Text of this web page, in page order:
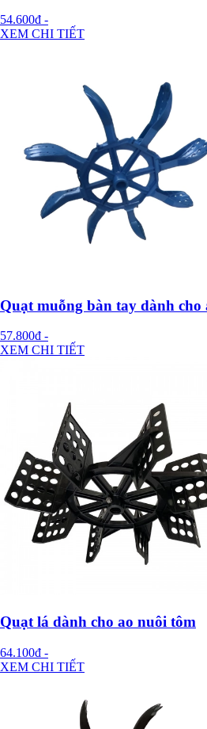
54.600đ -
XEM CHI TIẾT
Quạt muỗng bàn tay dành cho
57.800đ -
XEM CHI TIẾT
Quạt lá dành cho ao nuôi tôm
64.100đ -
XEM CHI TIẾT